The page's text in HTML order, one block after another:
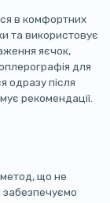
в комфортних
та використовує
яєчок,
для
одразу після
рекомендації.
що не
забезпечуємо